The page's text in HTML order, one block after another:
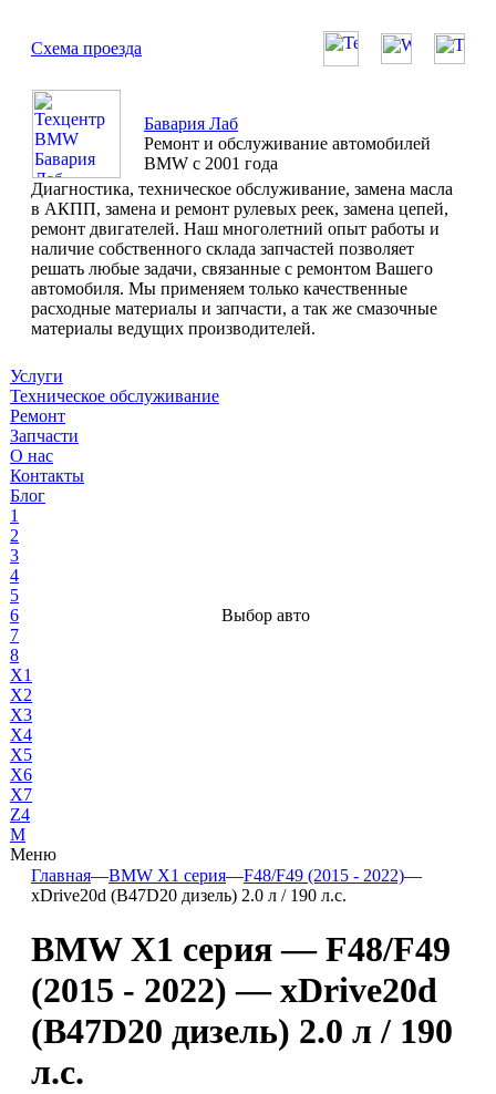
Схема проезда
Бавария Лаб
Ремонт и обслуживание автомобилей
BMW с 2001 года
Диагностика, техническое обслуживание, замена масла
в АКПП, замена и ремонт рулевых реек, замена цепей,
ремонт двигателей. Наш многолетний опыт работы и
наличие собственного склада запчастей позволяет
решать любые задачи, связанные с ремонтом Вашего
автомобиля. Мы применяем только качественные
расходные материалы и запчасти, а так же смазочные
материалы ведущих производителей.
Услуги
Техническое обслуживание
Ремонт
Запчасти
О нас
Контакты
Блог
1
2
3
4
5
6
7
8
X1
X2
X3
X4
X5
X6
X7
Z4
М
Меню
Выбор авто
Главная—BMW X1 серия—F48/F49 (2015 - 2022)—
xDrive20d (B47D20 дизель) 2.0 л / 190 л.с.
BMW X1 серия — F48/F49
(2015 - 2022) — xDrive20d
(B47D20 дизель) 2.0 л / 190
л.с.